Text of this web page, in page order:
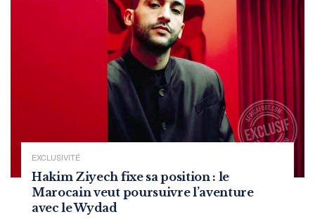
EXCLUSIVITÉ
Hakim Ziyech fixe sa position : le
Marocain veut poursuivre l’aventure
avec le Wydad